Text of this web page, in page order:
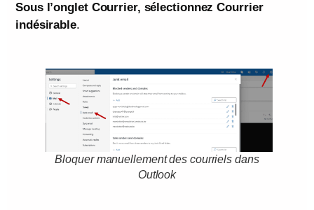
Sous l’onglet Courrier, sélectionnez Courrier
indésirable.
Bloquer manuellement des courriels dans
Outlook